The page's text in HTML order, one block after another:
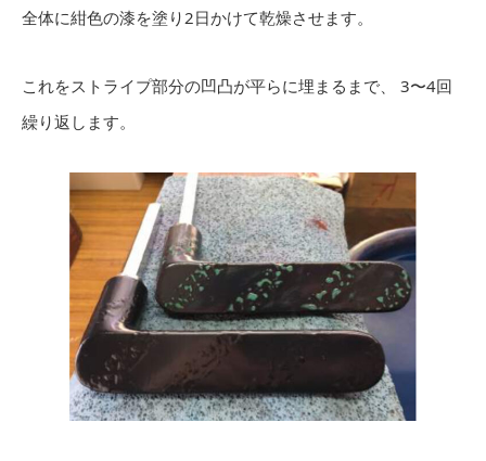
全体に紺色の漆を塗り2日かけて乾燥させます。
これをストライプ部分の凹凸が平らに埋まるまで、 3〜4回
繰り返します。